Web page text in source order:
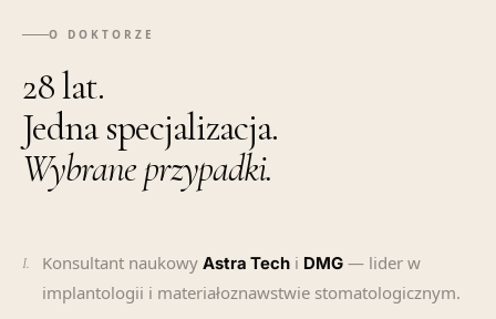
O DOKTORZE
28 lat.
Jedna specjalizacja.
Wybrane przypadki.
I. Konsultant naukowy Astra Tech i DMG — lider w
implantologii i materiałoznawstwie stomatologicznym.